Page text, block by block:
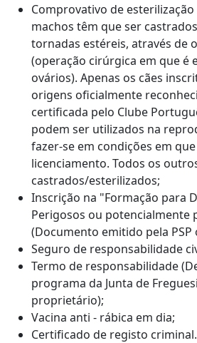
Comprovativo de
machos têm que ser
tornadas estéreis, através de
(operação cirúrgica em que é
ovários). Apenas os cães
origens oficialmente
certificada pelo Clube
podem ser utilizados na
fazer-se em condições em
licenciamento. Todos os
castrados/esterilizados;
Inscrição na "Formação para
Perigosos ou potencialmente
(Documento emitido pela PSP
Seguro de responsabilidade
Termo de responsabilidade
programa da Junta de
proprietário);
Vacina anti - rábica em dia;
Certificado de registo criminal.